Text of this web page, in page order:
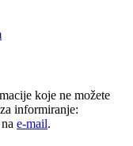
koje ne možete
informiranje:
e-mail.